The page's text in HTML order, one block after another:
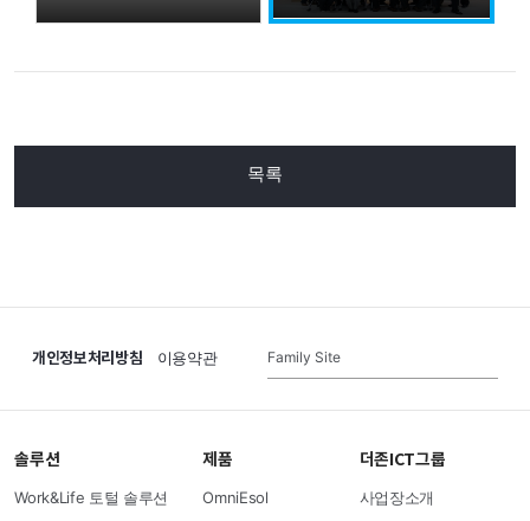
목록
개인정보처리방침 이용약관 Family Site
솔루션
Work&Life 토털 솔루션
제품
OmniEsol
더존ICT그룹
사업장소개